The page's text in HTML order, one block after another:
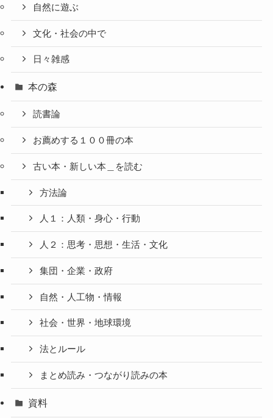
自然に遊ぶ
文化・社会の中で
日々雑感
本の森
読書論
お薦めする１００冊の本
古い本・新しい本＿を読む
方法論
人１：人類・身心・行動
人２：思考・思想・生活・文化
集団・企業・政府
自然・人工物・情報
社会・世界・地球環境
法とルール
まとめ読み・つながり読みの本
資料